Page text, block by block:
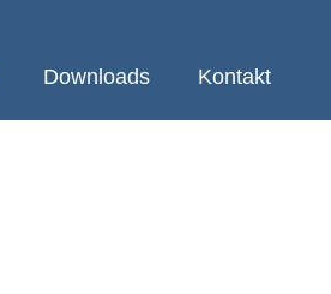
Downloads Kontakt